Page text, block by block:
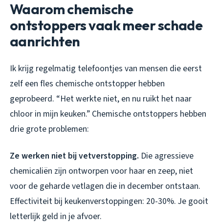
Waarom chemische
ontstoppers vaak meer schade
aanrichten
Ik krijg regelmatig telefoontjes van mensen die eerst
zelf een fles chemische ontstopper hebben
geprobeerd. “Het werkte niet, en nu ruikt het naar
chloor in mijn keuken.” Chemische ontstoppers hebben
drie grote problemen:
Ze werken niet bij vetverstopping. Die agressieve
chemicaliën zijn ontworpen voor haar en zeep, niet
voor de geharde vetlagen die in december ontstaan.
Effectiviteit bij keukenverstoppingen: 20-30%. Je gooit
letterlijk geld in je afvoer.